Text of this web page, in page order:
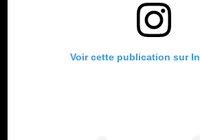
Voir cette publication sur